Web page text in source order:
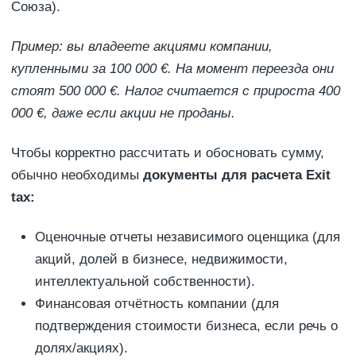
Союза).
Пример: вы владеете акциями компании,
купленными за 100 000 €. На момент переезда они
стоят 500 000 €. Налог считается с прироста 400
000 €, даже если акции не проданы.
Чтобы корректно рассчитать и обосновать сумму,
обычно необходимы документы для расчета Exit
tax:
Оценочные отчеты независимого оценщика (для
акций, долей в бизнесе, недвижимости,
интеллектуальной собственности).
Финансовая отчётность компании (для
подтверждения стоимости бизнеса, если речь о
долях/акциях).